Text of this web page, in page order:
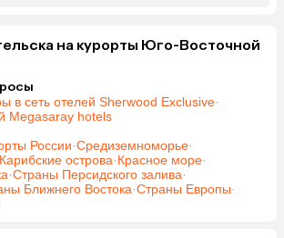
на курорты Юго-Восточной
в сеть отелей Sherwood Exclusive·
Megasaray hotels
России·Средиземноморье·
Карибские острова·Красное море·
·Страны Персидского залива·
Ближнего Востока·Страны Европы·